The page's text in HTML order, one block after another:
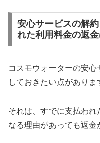
安心サービスの解
れた利用料金の返
コスモウォーターの安
しておきたい点がありま
それは、すでに支払わ
なる理由があっても返金